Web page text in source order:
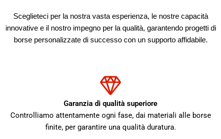
Sceglieteci per la nostra vasta esperienza, le nostre capacità
innovative e il nostro impegno per la qualità, garantendo progetti di
borse personalizzate di successo con un supporto affidabile.
Garanzia di qualità superiore
Controlliamo attentamente ogni fase, dai materiali alle borse
finite, per garantire una qualità duratura.